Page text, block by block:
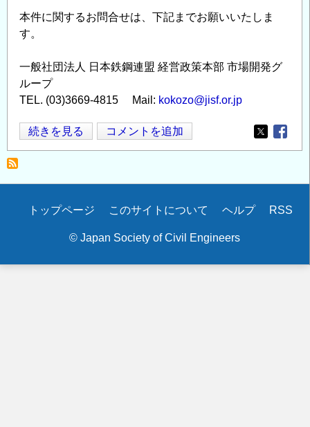
本件に関するお問合せは、下記までお願いいたしま
す。
一般社団法人 日本鉄鋼連盟 経営政策本部 市場開発グ
ループ
TEL. (03)3669-4815 Mail: kokozo@jisf.or.jp
2014
年
「鋼
造
続きを見る コメントを追加
Opens in
Secondary
トップページ このサイトについて ヘルプ RSS
© Japan Society of Civil Engineers